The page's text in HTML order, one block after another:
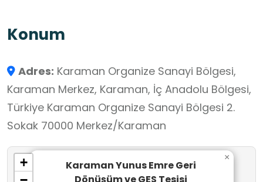
toplama, sınıflandırma, değerlendirme, çıkarım
kaynakların verimli kullanımı ve sürdürülebilirlik
konusunda farkındalık kazanmalarını
sağlayacaktır. Uygulamalar, tesisin üretim
alanları, ayrıştırma üniteleri ve geri dönüşüm
ürünlerinin depolandığı bölümlerde yapılacak,
gerekli güvenlik önlemleri alınarak öğrenciler
Konum
Adres: Karaman Organize Sanayi Bölgesi,
Karaman Merkez, Karaman, İç Anadolu Bölgesi,
Türkiye Karaman Organize Sanayi Bölgesi 2.
Sokak 70000 Merkez/Karaman
Karaman Yunus Emre Geri
Dönüşüm ve GES Tesisi
×
+